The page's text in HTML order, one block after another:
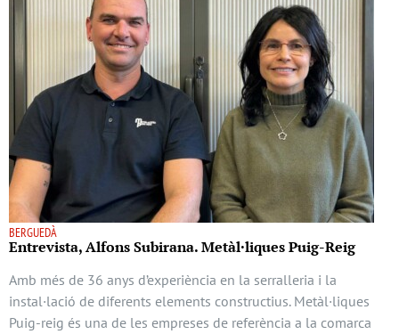
BERGUEDÀ
Entrevista, Alfons Subirana. Metàl·liques Puig-Reig
Amb més de 36 anys d’experiència en la serralleria i la
instal·lació de diferents elements constructius. Metàl·liques
Puig-reig és una de les empreses de referència a la comarca